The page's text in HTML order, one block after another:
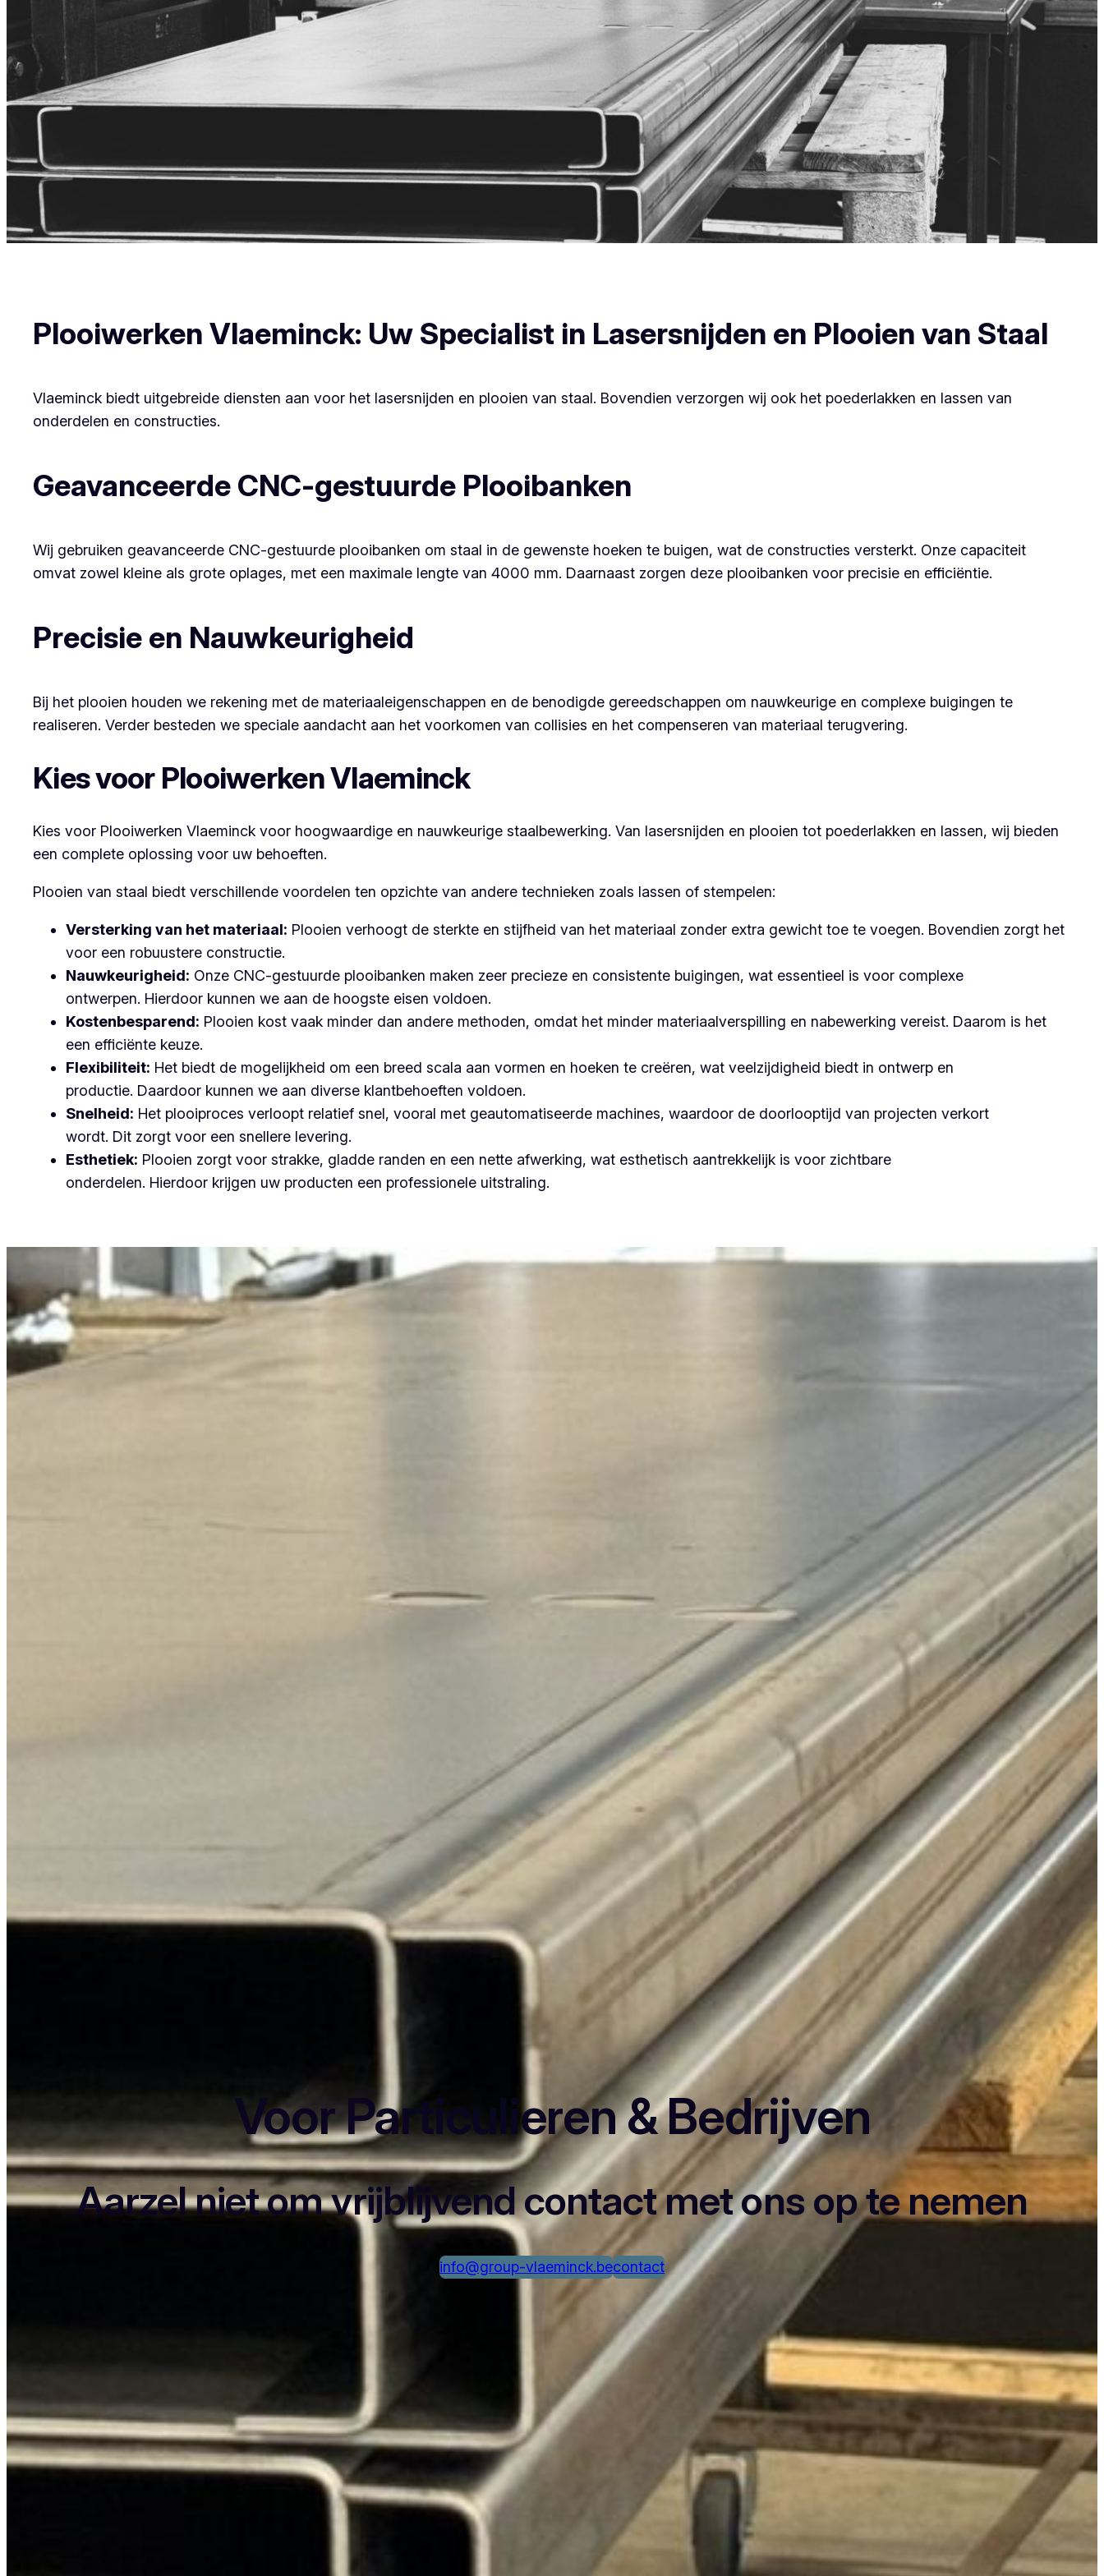
Plooiwerken Vlaeminck: Uw Specialist in Lasersnijden en Plooien van Staal
Vlaeminck biedt uitgebreide diensten aan voor het lasersnijden en plooien van staal. Bovendien verzorgen wij ook het poederlakken en lassen van
onderdelen en constructies.
Geavanceerde CNC-gestuurde Plooibanken
Wij gebruiken geavanceerde CNC-gestuurde plooibanken om staal in de gewenste hoeken te buigen, wat de constructies versterkt. Onze capaciteit
omvat zowel kleine als grote oplages, met een maximale lengte van 4000 mm. Daarnaast zorgen deze plooibanken voor precisie en efficiëntie.
Precisie en Nauwkeurigheid
Bij het plooien houden we rekening met de materiaaleigenschappen en de benodigde gereedschappen om nauwkeurige en complexe buigingen te
realiseren. Verder besteden we speciale aandacht aan het voorkomen van collisies en het compenseren van materiaal terugvering.
Kies voor Plooiwerken Vlaeminck
Kies voor Plooiwerken Vlaeminck voor hoogwaardige en nauwkeurige staalbewerking. Van lasersnijden en plooien tot poederlakken en lassen, wij bieden
een complete oplossing voor uw behoeften.
Plooien van staal biedt verschillende voordelen ten opzichte van andere technieken zoals lassen of stempelen:
Versterking van het materiaal: Plooien verhoogt de sterkte en stijfheid van het materiaal zonder extra gewicht toe te voegen. Bovendien zorgt het
voor een robuustere constructie.
Nauwkeurigheid: Onze CNC-gestuurde plooibanken maken zeer precieze en consistente buigingen, wat essentieel is voor complexe
ontwerpen. Hierdoor kunnen we aan de hoogste eisen voldoen.
Kostenbesparend: Plooien kost vaak minder dan andere methoden, omdat het minder materiaalverspilling en nabewerking vereist. Daarom is het
een efficiënte keuze.
Flexibiliteit: Het biedt de mogelijkheid om een breed scala aan vormen en hoeken te creëren, wat veelzijdigheid biedt in ontwerp en
productie. Daardoor kunnen we aan diverse klantbehoeften voldoen.
Snelheid: Het plooiproces verloopt relatief snel, vooral met geautomatiseerde machines, waardoor de doorlooptijd van projecten verkort
wordt. Dit zorgt voor een snellere levering.
Esthetiek: Plooien zorgt voor strakke, gladde randen en een nette afwerking, wat esthetisch aantrekkelijk is voor zichtbare
onderdelen. Hierdoor krijgen uw producten een professionele uitstraling.
Voor Particulieren & Bedrijven
Aarzel niet om vrijblijvend contact met ons op te nemen
info@group-vlaeminck.becontact